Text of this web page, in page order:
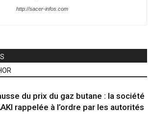
http://sacer-infos.com
du prix du gaz butane : la société
rappelée à l’ordre par les autorités